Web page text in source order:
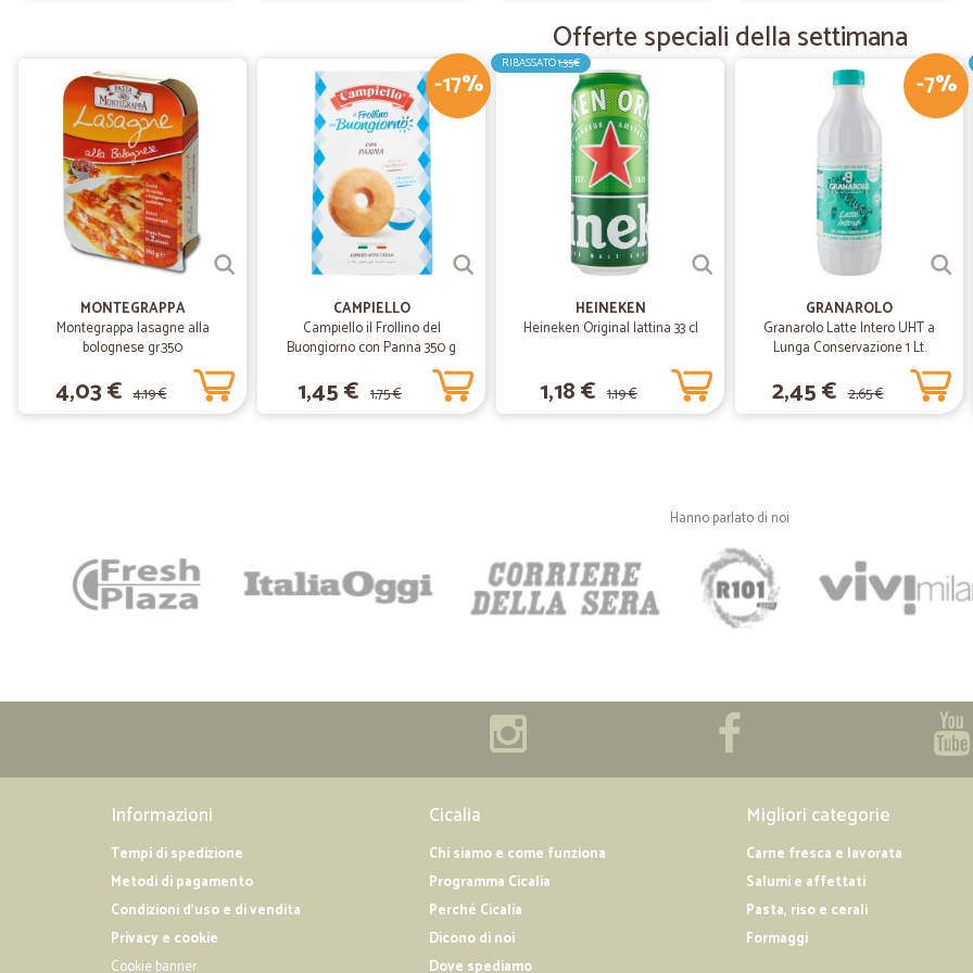
sbriciolare. Grazie
Edoardo Q.
Ottima esperienza di
Ottima esperienza di acquisto,
CICALIA: efficienza e
Cicalia un’ottima alternativa ai
intelligente diventata per me una
Offerte speciali della settimana
MONTEGRAPPA
Montegrappa lasagne alla
bolognese gr.350
4,03 € 4,19 €
-17%
CAMPIELLO
Campiello il Frollino del
Buongiorno con Panna 350 g
1,45 € 1,75 €
RIBASSATO1,35€
HEINEKEN
Heineken Original lattina 33 cl
1,18 € 1,19 €
-7%
GRANAROLO
Granarolo Latte Intero UHT a
Lunga Conservazione 1 Lt.
2,45 € 2,65 €
Hanno parlato di noi
Informazioni
Tempi di spedizione
Metodi di pagamento
Condizioni d'uso e di vendita
Privacy e cookie
Cookie banner
Cicalia
Chi siamo e come funziona
Programma Cicalia
Perché Cicalia
Dicono di noi
Dove spediamo
Migliori categorie
Carne fresca e lavorata
Salumi e affettati
Pasta, riso e cerali
Formaggi